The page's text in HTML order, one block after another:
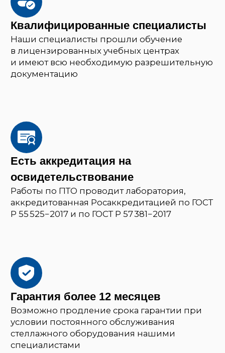
Cвяжемся с вами
Заполните форму, прикрепите файл
и отправьте заявку
ИНН 7726687178
ОГРН 1117746955061
140700, Московская область,
г. Шатура, ул. Интернациональная, д. 17